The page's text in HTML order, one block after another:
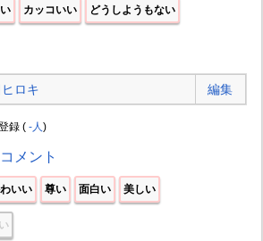
カッコいい どうしようもない
ロキ 編集
録 ( -人)
メント
いい 尊い 面白い 美しい